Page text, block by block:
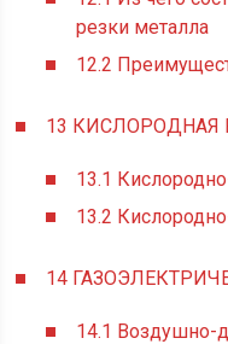
резки металла
12.2
13 КИСЛОРОДНАЯ
13.1
13.2
14
14.1 Воздушно-